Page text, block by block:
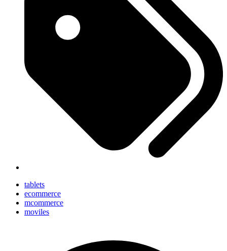
tablets
ecommerce
mcommerce
moviles